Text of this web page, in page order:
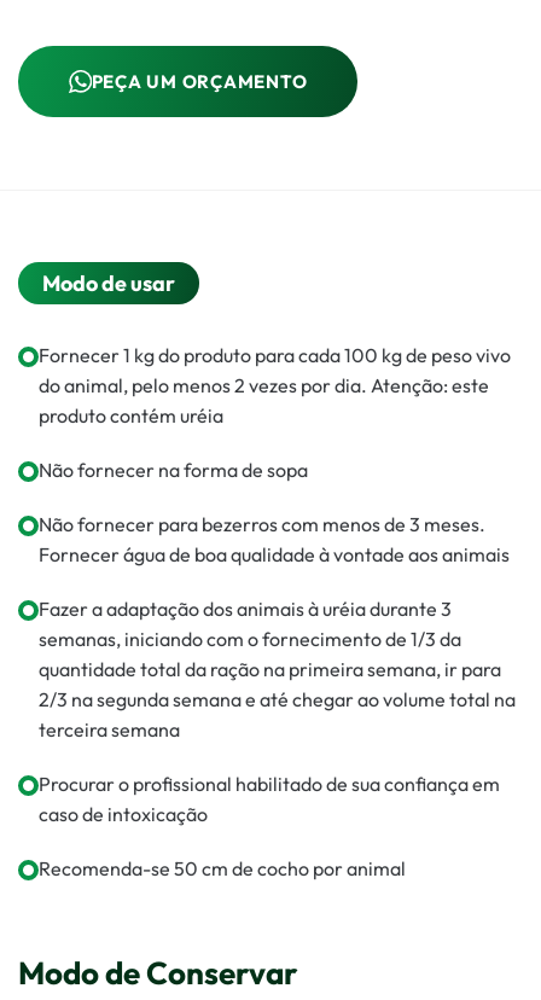
PEÇA UM ORÇAMENTO
Modo de usar
Fornecer 1 kg do produto para cada 100 kg de peso vivo
do animal, pelo menos 2 vezes por dia. Atenção: este
produto contém uréia
Não fornecer na forma de sopa
Não fornecer para bezerros com menos de 3 meses.
Fornecer água de boa qualidade à vontade aos animais
Fazer a adaptação dos animais à uréia durante 3
semanas, iniciando com o fornecimento de 1/3 da
quantidade total da ração na primeira semana, ir para
2/3 na segunda semana e até chegar ao volume total na
terceira semana
Procurar o profissional habilitado de sua confiança em
caso de intoxicação
Recomenda-se 50 cm de cocho por animal
Modo de Conservar